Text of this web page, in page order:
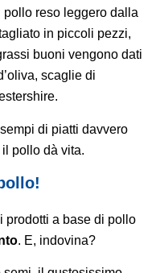
pollo reso leggero dalla
in piccoli pezzi,
buoni vengono dati
scaglie di
di piatti davvero
pollo dà vita.
prodotti a base di pollo
. E, indovina?